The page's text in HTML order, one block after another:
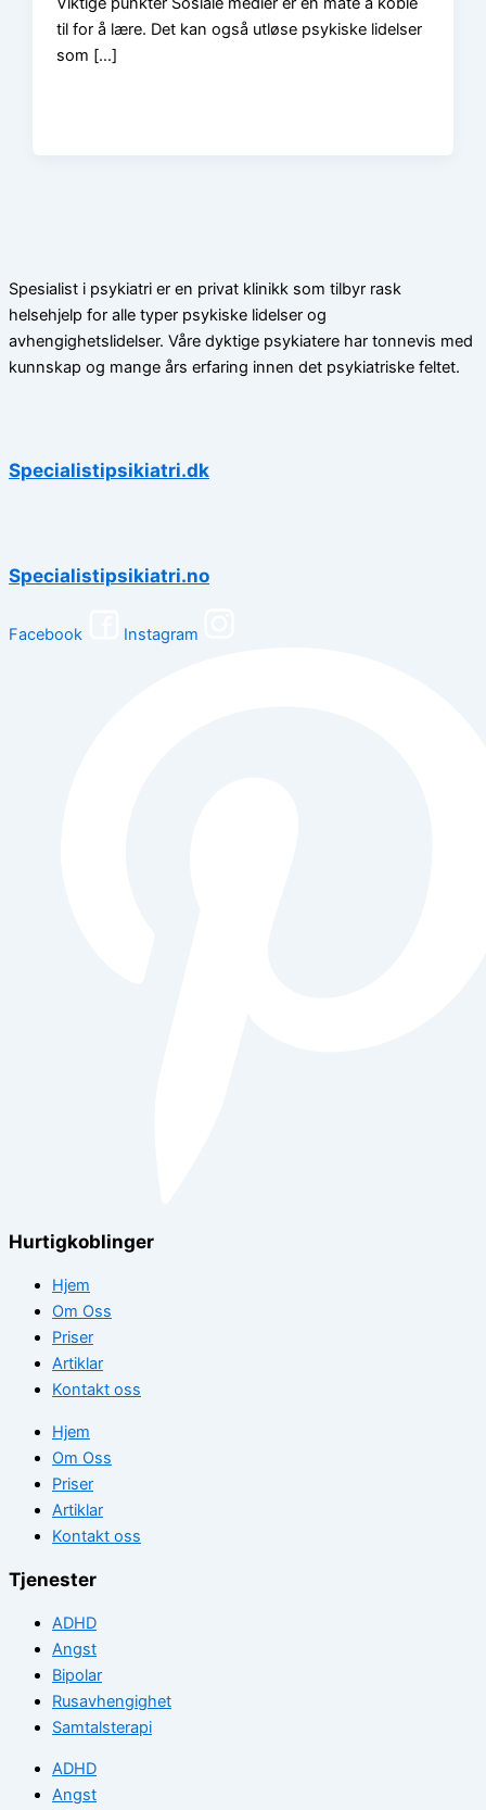
til for å lære. Det kan også utløse psykiske lidelser
som […]
Spesialist i psykiatri er en privat klinikk som tilbyr rask
helsehjelp for alle typer psykiske lidelser og
avhengighetslidelser. Våre dyktige psykiatere har tonnevis med
kunnskap og mange års erfaring innen det psykiatriske feltet.
Specialistipsikiatri.dk
Specialistipsikiatri.no
Facebook Instagram
Hurtigkoblinger
Hjem
Om Oss
Priser
Artiklar
Kontakt oss
Hjem
Om Oss
Priser
Artiklar
Kontakt oss
Tjenester
ADHD
Angst
Bipolar
Rusavhengighet
Samtalsterapi
ADHD
Angst